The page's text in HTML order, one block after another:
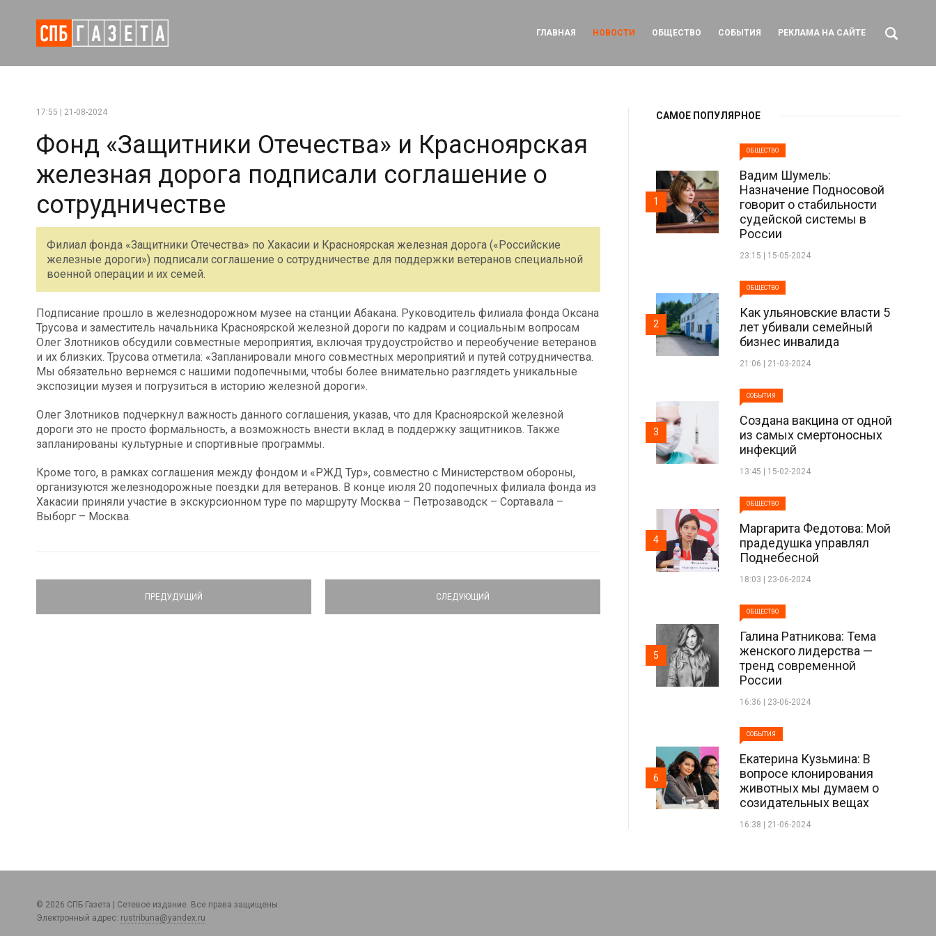
ГЛАВНАЯ НОВОСТИ ОБЩЕСТВО СОБЫТИЯ РЕКЛАМА НА САЙТЕ
17:55 | 21-08-2024
Фонд «Защитники Отечества» и Красноярская
железная дорога подписали соглашение о
сотрудничестве
Филиал фонда «Защитники Отечества» по Хакасии и Красноярская железная дорога («Российские
железные дороги») подписали соглашение о сотрудничестве для поддержки ветеранов специальной
военной операции и их семей.
Подписание прошло в железнодорожном музее на станции Абакана. Руководитель филиала фонда Оксана
Трусова и заместитель начальника Красноярской железной дороги по кадрам и социальным вопросам
Олег Злотников обсудили совместные мероприятия, включая трудоустройство и переобучение ветеранов
и их близких. Трусова отметила: «Запланировали много совместных мероприятий и путей сотрудничества.
Мы обязательно вернемся с нашими подопечными, чтобы более внимательно разглядеть уникальные
экспозиции музея и погрузиться в историю железной дороги».
Олег Злотников подчеркнул важность данного соглашения, указав, что для Красноярской железной
дороги это не просто формальность, а возможность внести вклад в поддержку защитников. Также
запланированы культурные и спортивные программы.
Кроме того, в рамках соглашения между фондом и «РЖД Тур», совместно с Министерством обороны,
организуются железнодорожные поездки для ветеранов. В конце июля 20 подопечных филиала фонда из
Хакасии приняли участие в экскурсионном туре по маршруту Москва – Петрозаводск – Сортавала –
Выборг – Москва.
ПРЕДУДУЩИЙ СЛЕДУЮЩИЙ
САМОЕ ПОПУЛЯРНОЕ
ОБЩЕСТВО
Вадим Шумель:
Назначение Подносовой
говорит о стабильности
судейской системы в
России
23:15 | 15-05-2024
1
ОБЩЕСТВО
Как ульяновские власти 5
лет убивали семейный
бизнес инвалида
21:06 | 21-03-2024
2
СОБЫТИЯ
Создана вакцина от одной
из самых смертоносных
инфекций
13:45 | 15-02-2024
3
ОБЩЕСТВО
Маргарита Федотова: Мой
прадедушка управлял
Поднебесной
18:03 | 23-06-2024
4
ОБЩЕСТВО
Галина Ратникова: Тема
женского лидерства —
тренд современной
России
16:36 | 23-06-2024
5
СОБЫТИЯ
Екатерина Кузьмина: В
вопросе клонирования
животных мы думаем о
созидательных вещах
16:38 | 21-06-2024
6
© 2026 СПБ Газета | Сетевое издание. Все права защищены.
Электронный адрес: rustribuna@yandex.ru